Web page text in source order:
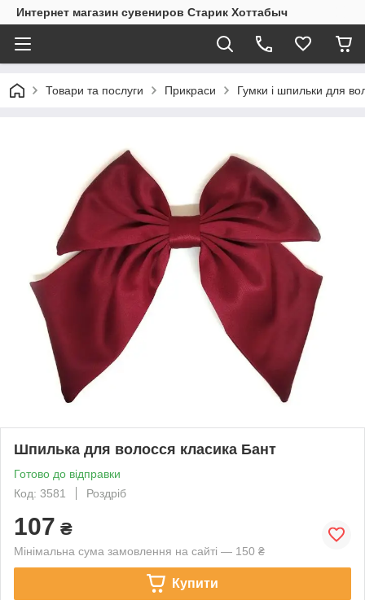
Интернет магазин сувениров Старик Хоттабыч
Товари та послуги Прикраси Гумки і шпильки для
Шпилька для волосся класика Бант
Готово до відправки
Код: 3581
Роздріб
107 ₴
Мінімальна сума замовлення на сайті — 150 ₴
Купити